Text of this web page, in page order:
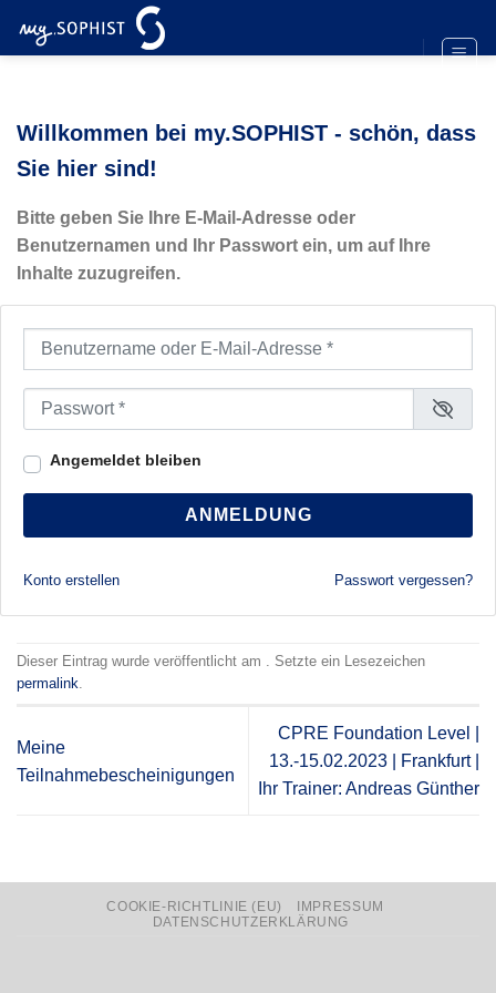
Inhalt
Willkommen bei my.SOPHIST - schön, dass
Sie hier sind!
Bitte geben Sie Ihre E-Mail-Adresse oder
Benutzernamen und Ihr Passwort ein, um auf Ihre
Inhalte zuzugreifen.
Benutzername oder E-Mail-Adresse
Passwort
Angemeldet bleiben
ANMELDUNG
Konto erstellen Passwort vergessen?
Dieser Eintrag wurde veröffentlicht am . Setzte ein Lesezeichen
permalink.
Meine
Teilnahmebescheinigungen
CPRE Foundation Level |
13.-15.02.2023 | Frankfurt |
Ihr Trainer: Andreas Günther
COOKIE-RICHTLINIE (EU)
IMPRESSUM
DATENSCHUTZERKLÄRUNG